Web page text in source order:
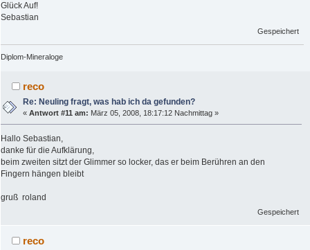
Glück Auf!
Sebastian
Gespeichert
Diplom-Mineraloge
reco
Re: Neuling fragt, was hab ich da gefunden?
«Antwort #11 am: März 05, 2008, 18:17:12 Nachmittag »
Hallo Sebastian,
danke für die Aufklärung,
beim zweiten sitzt der Glimmer so locker, das er beim Berühren an den
Fingern hängen bleibt
gruß roland
Gespeichert
reco